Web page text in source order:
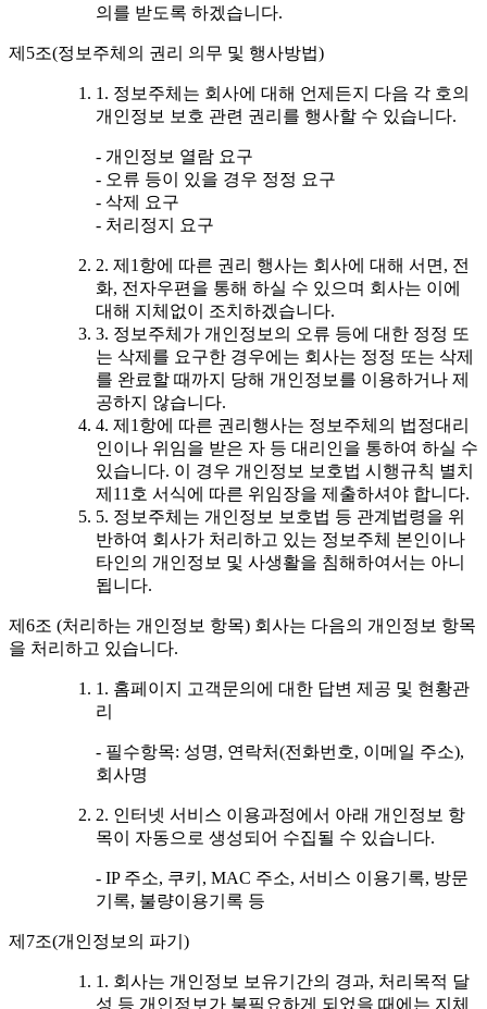
의를 받도록 하겠습니다.
제5조(정보주체의 권리 의무 및 행사방법)
1. 정보주체는 회사에 대해 언제든지 다음 각 호의
개인정보 보호 관련 권리를 행사할 수 있습니다.
- 개인정보 열람 요구
- 오류 등이 있을 경우 정정 요구
- 삭제 요구
- 처리정지 요구
2. 제1항에 따른 권리 행사는 회사에 대해 서면, 전
화, 전자우편을 통해 하실 수 있으며 회사는 이에
대해 지체없이 조치하겠습니다.
3. 정보주체가 개인정보의 오류 등에 대한 정정 또
는 삭제를 요구한 경우에는 회사는 정정 또는 삭제
를 완료할 때까지 당해 개인정보를 이용하거나 제
공하지 않습니다.
4. 제1항에 따른 권리행사는 정보주체의 법정대리
인이나 위임을 받은 자 등 대리인을 통하여 하실 수
있습니다. 이 경우 개인정보 보호법 시행규칙 별치
제11호 서식에 따른 위임장을 제출하셔야 합니다.
5. 정보주체는 개인정보 보호법 등 관계법령을 위
반하여 회사가 처리하고 있는 정보주체 본인이나
타인의 개인정보 및 사생활을 침해하여서는 아니
됩니다.
제6조 (처리하는 개인정보 항목) 회사는 다음의 개인정보 항목
을 처리하고 있습니다.
1. 홈페이지 고객문의에 대한 답변 제공 및 현황관
리
- 필수항목: 성명, 연락처(전화번호, 이메일 주소),
회사명
2. 인터넷 서비스 이용과정에서 아래 개인정보 항
목이 자동으로 생성되어 수집될 수 있습니다.
- IP 주소, 쿠키, MAC 주소, 서비스 이용기록, 방문
기록, 불량이용기록 등
제7조(개인정보의 파기)
1. 회사는 개인정보 보유기간의 경과, 처리목적 달
성 등 개인정보가 불필요하게 되었을 때에는 지체